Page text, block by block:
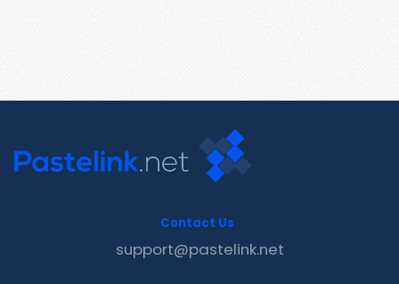
Contact Us
support@pastelink.net